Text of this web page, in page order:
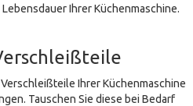
Ihrer Küchenmaschine.
Ihrer Küchenmaschine
Tauschen Sie diese bei Bedarf